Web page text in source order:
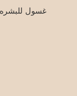
غسول للبشره